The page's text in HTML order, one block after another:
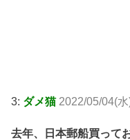
3: ダメ猫 2022/05/04(
去年、日本郵船買って